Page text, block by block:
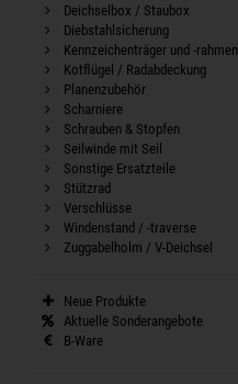
Deichselbox / Staubox
Diebstahlsicherung
Kennzeichenträger und -rahmen
Kotflügel / Radabdeckung
Planenzubehör
Scharniere
Schrauben & Stopfen
Seilwinde mit Seil
Sonstige Ersatzteile
Stützrad
Verschlüsse
Windenstand / -traverse
Zuggabelholm / V-Deichsel
Neue Produkte
Aktuelle Sonderangebote
B-Ware